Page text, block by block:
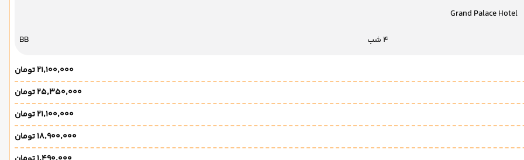
Grand Palace Hotel
4 شب BB
۲۱٬۱۰۰٬۰۰۰ تومان
۲۵٬۳۵۰٬۰۰۰ تومان
۲۱٬۱۰۰٬۰۰۰ تومان
۱۸٬۹۰۰٬۰۰۰ تومان